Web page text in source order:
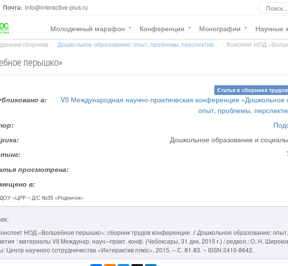
Почта: info@interactive-plus.ru
Молодежный марафон Конференции Монографии Научные
сборника Дошкольное образование: опыт, проблемы, перспектив... Конспект НОД
перышко»
Статья в сборнике
в:
VII Международная научно-практическая конференция «Дошкольное
опыт, проблемы,
Дошкольное образование и
просмотрена:
в:
«ЦРР – Д/С №35 «Родничок»
НОД «Волшебное перышко»: сборник трудов конференции. // Дошкольное образование:
: материалы VII Междунар. науч.–практ. конф. (Чебоксары, 31 дек. 2015 г.) / редкол.: О. Н.
Центр научного сотрудничества «Интерактив плюс», 2015. – С. 81-83. – ISSN 2410-8642.